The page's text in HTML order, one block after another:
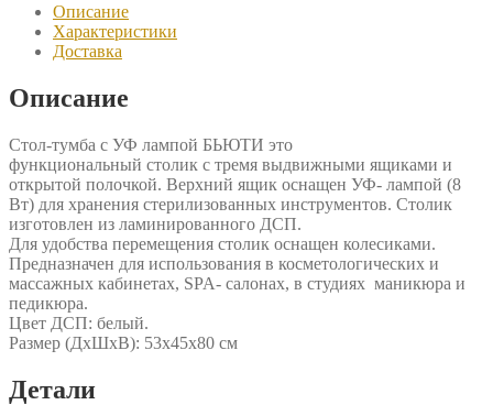
БЬЮТИОписание
Характеристики
Доставка
Описание
Стол-тумба с УФ лампой БЬЮТИ это
функциональный столик с тремя выдвижными ящиками и
открытой полочкой. Верхний ящик оснащен УФ- лампой (8
Вт) для хранения стерилизованных инструментов. Столик
изготовлен из ламинированного ДСП.
Для удобства перемещения столик оснащен колесиками.
Предназначен для использования в косметологических и
массажных кабинетах, SPA- салонах, в студиях маникюра и
педикюра.
Цвет ДСП: белый.
Размер (ДхШхВ): 53х45х80 см
Детали